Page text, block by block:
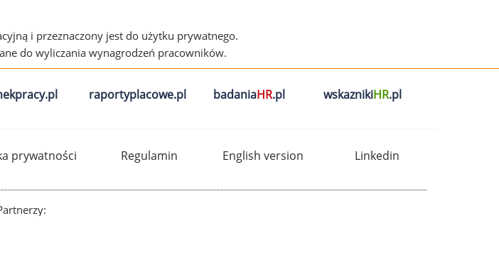
i przeznaczony jest do użytku prywatnego.
do wyliczania wynagrodzeń pracowników.
raportyplacowe.pl badaniaHR.pl wskaznikiHR.pl
prywatności Regulamin English version Linkedin